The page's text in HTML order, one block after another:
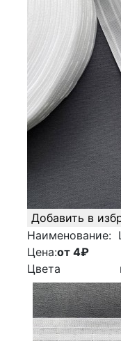
Добавить в
Наименование:
Цена:от 4₽
Цвета